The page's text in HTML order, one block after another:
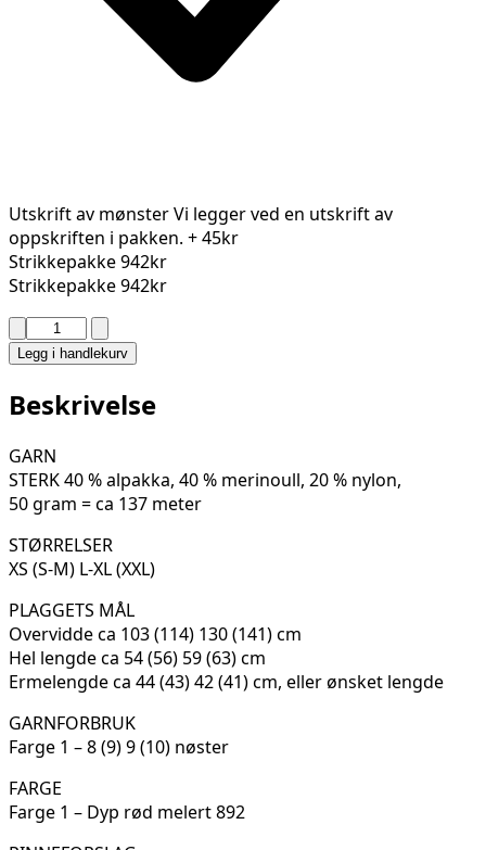
Utskrift av mønsterVi legger ved en utskrift av
oppskriften i pakken. + 45kr
Strikkepakke942kr
Strikkepakke942kr
ULTIMATE
GENSER
01K
antall
Legg i handlekurv
Beskrivelse
GARN
STERK 40 % alpakka, 40 % merinoull, 20 % nylon,
50 gram = ca 137 meter
STØRRELSER
XS (S-M) L-XL (XXL)
PLAGGETS MÅL
Overvidde ca 103 (114) 130 (141) cm
Hel lengde ca 54 (56) 59 (63) cm
Ermelengde ca 44 (43) 42 (41) cm, eller ønsket lengde
GARNFORBRUK
Farge 1 – 8 (9) 9 (10) nøster
FARGE
Farge 1 – Dyp rød melert 892